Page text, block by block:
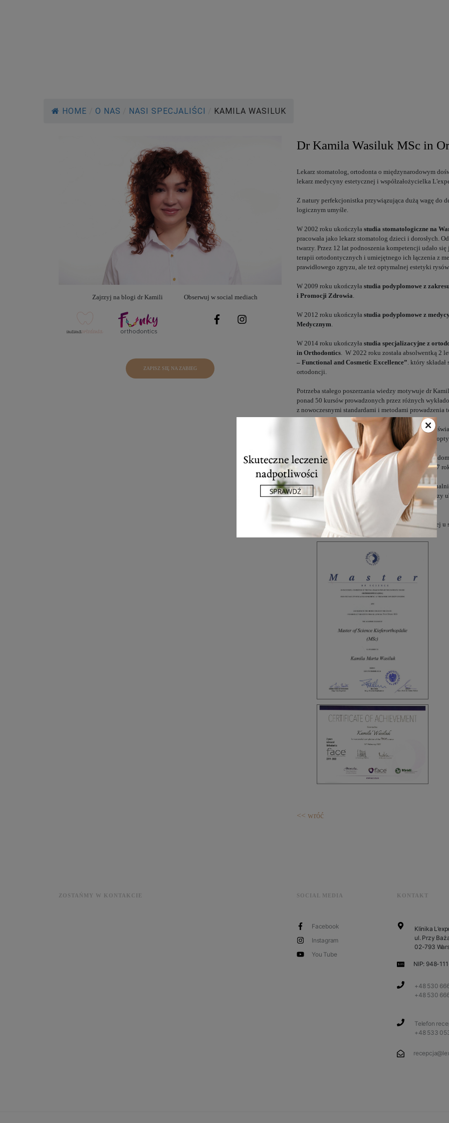
HOME O NAS NASI SPECJALIŚCI KAMILA WASILUK
Zajrzyj na blogi dr Kamili Obserwuj w social mediach
ZAPISZ SIĘ NA ZABIEG
Dr Kamila Wasiluk MSc in
Lekarz stomatolog, ortodonta o międzynarodowym
lekarz medycyny estetycznej i współzałożycielka
Z natury perfekcjonistka przywiązująca dużą wagę do
logicznym umyśle.
W 2002 roku ukończyła studia stomatologiczne na
pracowała jako lekarz stomatolog dzieci i dorosłych.
twarzy. Przez 12 lat podnoszenia kompetencji udało
terapii ortodontycznych i umiejętnego ich łączenia z
prawidłowego zgryzu, ale też optymalnej estetyki
W 2009 roku ukończyła studia podyplomowe z
i Promocji Zdrowia.
W 2012 roku ukończyła studia podyplomowe z
Medycznym.
W 2014 roku ukończyła studia specjalizacyjne z
in Orthodontics. W 2022 roku została absolwentką 2
– Functional and Cosmetic Excellence”. który
ortodoncji.
Potrzeba stałego poszerzania wiedzy motywuje dr
ponad 50 kursów prowadzonych przez różnych
z nowoczesnymi standardami i metodami
Tak szerokie spojrzenie na wszystkie najważniejsze
wypracowanie swoich własnych, autorskich metod,
Jej ambicją jest szerzenie wiedzy i zwiększenie
Mama Ortodonta , który prowadzi regularnie od 2017
Swoim pacjentom gwarantuje optymalne i
najlepszy, naturalny i trwały. Dbając o estetykę twarzy
oszczędzić pacjentowi ekstrakcji zębów.
Dużą wagę przykłada do stworzenia pacjentowi miłej
<< wróć
ZOSTAŃMY W KONTAKCIE SOCIAL MEDIA
Facebook
Instagram
You Tube
KONTAKT
Klinika
ul. Przy
02-793
NIP: 948-
+48 530
+48 530
Telefon
+48 533